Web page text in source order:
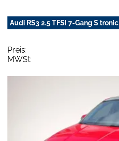
Audi RS3 2.5 TFSI 7-Gang S tronic
Preis:
MWSt: